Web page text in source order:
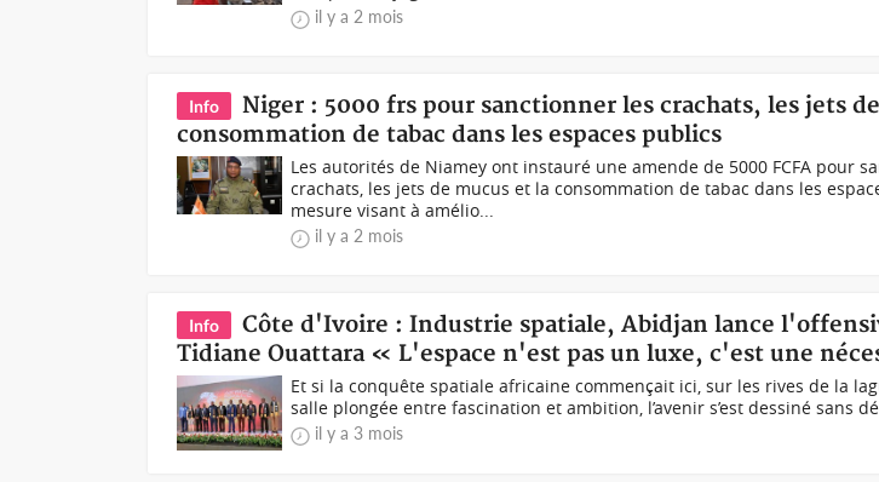
il y a 2 mois
Info
Niger : 5000 frs pour sanctionner les crachats, les jets
consommation de tabac dans les espaces publics
Les autorités de Niamey ont instauré une amende de 5000 FCFA pour
crachats, les jets de mucus et la consommation de tabac dans les
mesure visant à amélio...
il y a 2 mois
Info
Côte d'Ivoire : Industrie spatiale, Abidjan lance
Tidiane Ouattara « L'espace n'est pas un luxe, c'est une
Et si la conquête spatiale africaine commençait ici, sur les rives de la
salle plongée entre fascination et ambition, l’avenir s’est dessiné sans
il y a 3 mois